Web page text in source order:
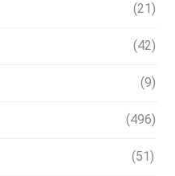
(21)
(42)
(9)
(496)
(51)